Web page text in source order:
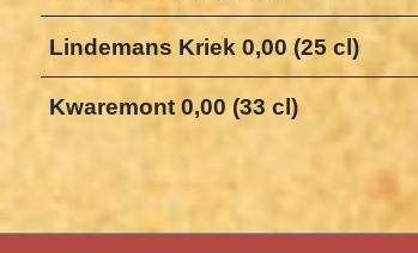
Lindemans Kriek 0,00 (25 cl)
Kwaremont 0,00 (33 cl)